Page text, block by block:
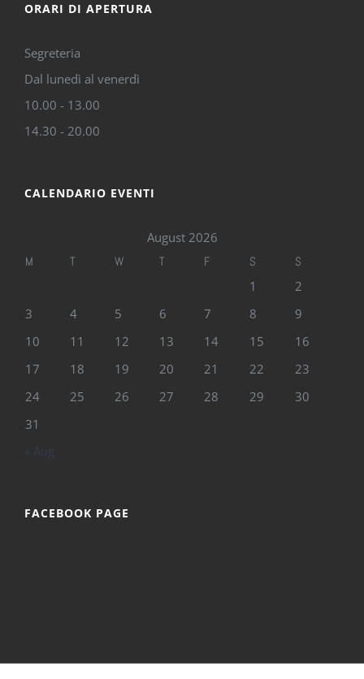
ORARI DI APERTURA
Segreteria
Dal lunedì al venerdì
10.00 - 13.00
14.30 - 20.00
CALENDARIO EVENTI
August 2026
M T W T F S S
1
2
3
4 5 6 7 8
9
10
11 12 13 14 15
16
17
18 19 20 21 22
23
24
25 26 27 28 29
30
31
« Aug
FACEBOOK PAGE